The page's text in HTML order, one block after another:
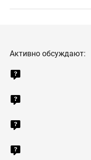
Активно обсуждают: